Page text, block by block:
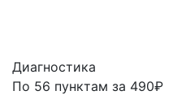
Диагностика
По 56 пунктам за 490₽